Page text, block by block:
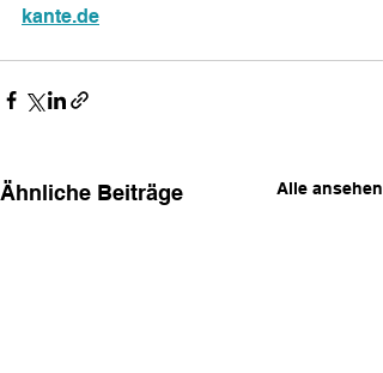
kante.de
Ähnliche Beiträge Alle ansehen